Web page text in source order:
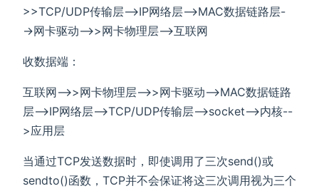
>>TCP/UDP传输层-->IP网络层-->MAC数据链路层-
->网卡驱动-->>网卡物理层-->互联网
收数据端：
互联网-->>网卡物理层-->>网卡驱动-->MAC数据链路
层-->IP网络层-->TCP/UDP传输层-->socket-->内核--
>应用层
当通过TCP发送数据时，即使调用了三次send()或
sendto()函数，TCP并不会保证将这三次调用视为三个